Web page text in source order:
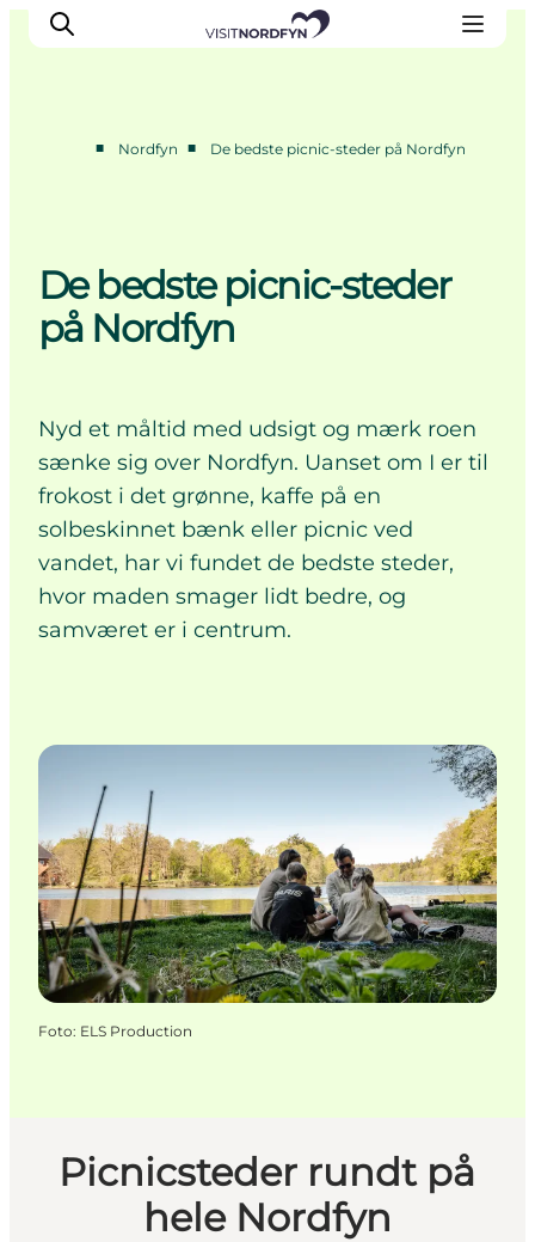
Spis og drik
Overnatning
Book oplevelser
■ Nordfyn ■ De bedste picnic-steder på Nordfyn
De bedste picnic-steder
på Nordfyn
Nyd et måltid med udsigt og mærk roen
sænke sig over Nordfyn. Uanset om I er til
frokost i det grønne, kaffe på en
solbeskinnet bænk eller picnic ved
vandet, har vi fundet de bedste steder,
hvor maden smager lidt bedre, og
samværet er i centrum.
Foto: ELS Production
Picnicsteder rundt på
hele Nordfyn